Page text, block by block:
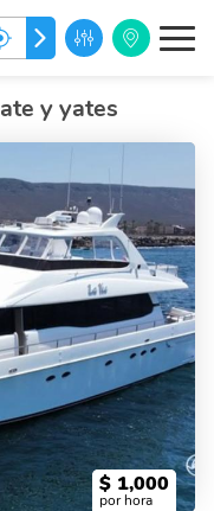
IR
y yates
$ 1,000
por hora